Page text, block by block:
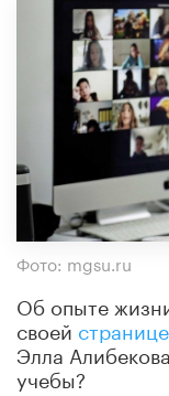
Фото: mgsu.ru
Об опыте
своей
Элла
учебы?